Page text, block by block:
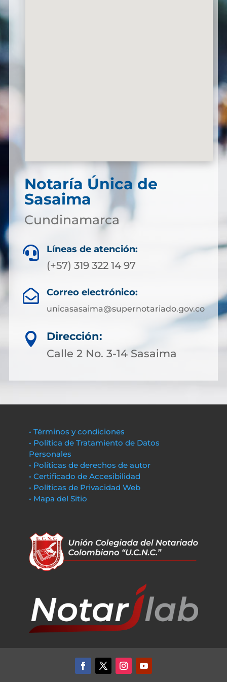
Notaría Única de
Sasaima
Cundinamarca
 Líneas de atención:
(+57) 319 322 14 97
 Correo electrónico:
unicasasaima@supernotariado.gov.co

Dirección:
Calle 2 No. 3-14 Sasaima
• Términos y condiciones
• Política de Tratamiento de Datos
Personales
• Políticas de derechos de autor
• Certificado de Accesibilidad
• Políticas de Privacidad Web
• Mapa del Sitio